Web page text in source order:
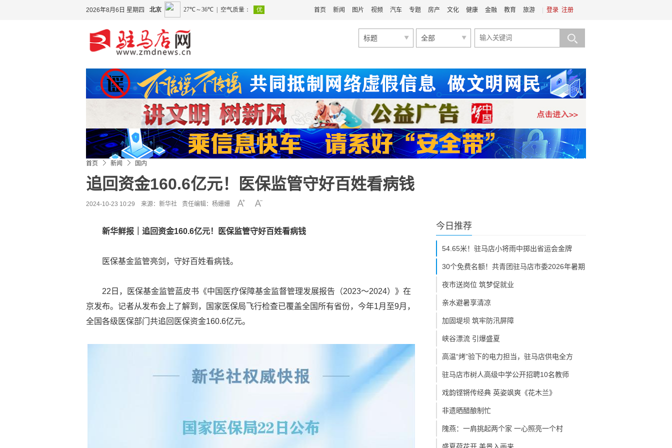
2026年8月6日 星期四 登录 注册
首页 新闻 图片 视频 汽车 专题 房产 文化 健康 金融 教育 旅游
标题 全部
首页 新闻 国内
追回资金160.6亿元！医保监管守好百姓看病钱
2024-10-23 10:29 来源： 新华社 责任编辑：杨姗姗
新华鲜报｜追回资金160.6亿元！医保监管守好百姓看病钱
医保基金监管亮剑，守好百姓看病钱。
22日，医保基金监管蓝皮书《中国医疗保障基金监督管理发展报告（2023～2024）》在
京发布。记者从发布会上了解到，国家医保局飞行检查已覆盖全国所有省份，今年1月至9月，
全国各级医保部门共追回医保资金160.6亿元。
今日推荐
54.65米！驻马店小将雨中掷出省运会金牌
30个免费名额！共青团驻马店市委2026年暑期
夜市送岗位 筑梦促就业
亲水避暑享清凉
加固堤坝 筑牢防汛屏障
峡谷漂流 引爆盛夏
高温“烤”验下的电力担当，驻马店供电全方
驻马店市树人高级中学公开招聘10名教师
戏韵铿锵传经典 英姿飒爽《花木兰》
非遗晒醋酿制忙
隗燕：一肩挑起两个家 一心照亮一个村